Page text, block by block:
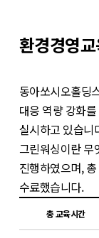
환경경영
동아쏘시오홀딩
대응 역량 강화
실시하고 있습니
그린워싱이란 무
진행하였으며,
수료했습니다.
총 교육시간